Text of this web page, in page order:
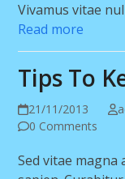
Vivamus vitae
Read more
Tips To
21/11/2013
0 Comments
Sed vitae